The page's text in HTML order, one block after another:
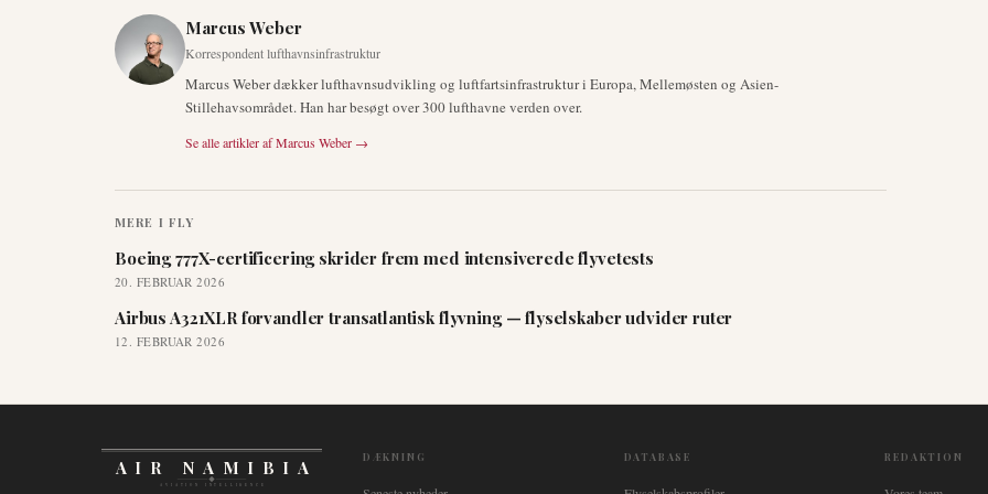
Marcus Weber
Korrespondent lufthavnsinfrastruktur
Marcus Weber dækker lufthavnsudvikling og luftfartsinfrastruktur i Europa, Mellemøsten og Asien-
Stillehavsområdet. Han har besøgt over 300 lufthavne verden over.
Se alle artikler afMarcus Weber →
MERE I FLY
Boeing 777X-certificering skrider frem med intensiverede flyvetests
20. FEBRUAR 2026
Airbus A321XLR forvandler transatlantisk flyvning — flyselskaber udvider ruter
12. FEBRUAR 2026
AIR NAMIBIA
AVIATION INTELLIGENCE
DÆKNING DATABASE REDAKTION